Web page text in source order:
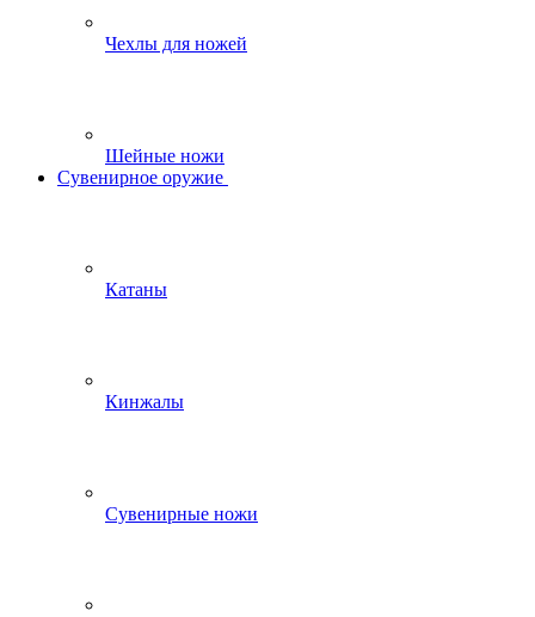
Чехлы для ножей
Шейные ножи
Сувенирное оружие
Катаны
Кинжалы
Сувенирные ножи